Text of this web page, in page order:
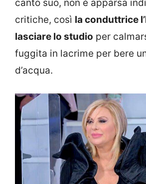
canto suo, non è apparsa
critiche, così la conduttrice
lasciare lo studio per
fuggita in lacrime per bere
d’acqua.